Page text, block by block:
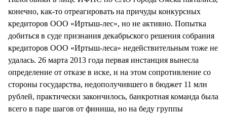
конечно, как-то отреагировать на причуды конкурсных
кредиторов ООО «Иртыш-лес», но не активно. Попытка
добиться в суде признания декабрьского решения собрания
кредиторов ООО «Иртыш-леса» недействительным тоже не
удалась. 26 марта 2013 года первая инстанция вынесла
определение от отказе в иске, и на этом сопротивление со
стороны государства, недополучившего в бюджет 11 млн
рублей, практически закончилось, банкротная команда была
всего в паре шагов от финиша, но на беду группы